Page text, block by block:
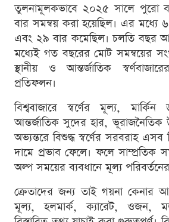
তুলনামূলকভাবে ২০২৫ সালে পুরো
বার সমন্বয় করা হয়েছিল। এর মধ্যে
এবং ২৯ বার কমেছিল। চলতি বছর
মধ্যেই গত বছরের মোট সমন্বয়ের
স্থানীয় ও আন্তর্জাতিক
প্রতিফলন।
বিশ্ববাজারে স্বর্ণের মূল্য,
আন্তর্জাতিক সুদের হার, ভূরাজনৈতিক
অভ্যন্তরে বিশুদ্ধ স্বর্ণের সরবরাহ এসব
দামে প্রভাব ফেলে। ফলে সাম্প্রতিক
অল্প সময়ের ব্যবধানে মূল্য পরিবর্তনের
ক্রেতাদের জন্য তাই গয়না কেনার
মূল্য, হলমার্ক, ক্যারেট, ওজন,